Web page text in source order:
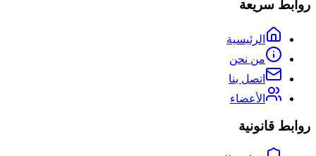
روابط سريعة
الرئيسية
من نحن
اتصل بنا
الأعضاء
روابط قانونية